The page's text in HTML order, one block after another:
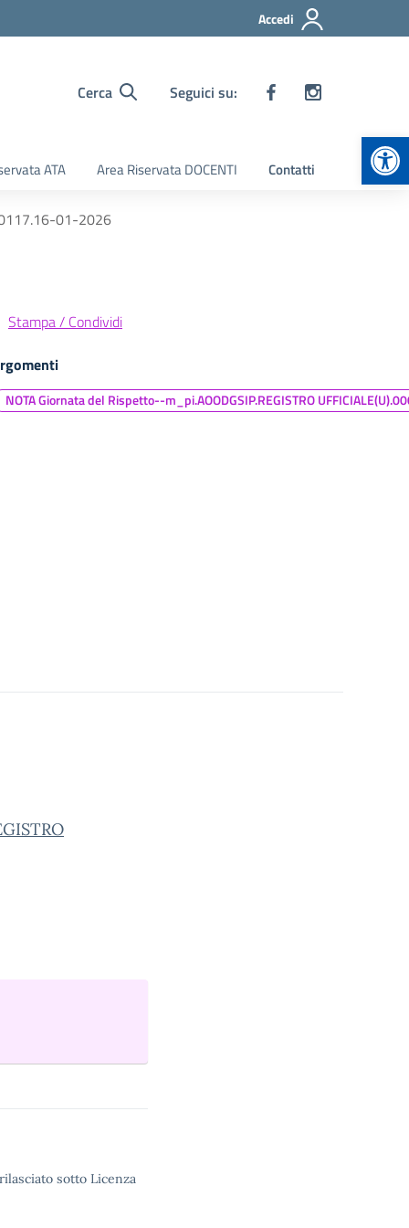
Accedi
Cerca Seguici su:
ATA Area Riservata DOCENTI Contatti
01-2026
Stampa / Condividi
NOTA Giornata del Rispetto--m_pi.AOODGSIP.REGISTRO
sotto Licenza